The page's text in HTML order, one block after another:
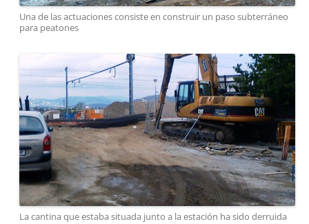
Una de las actuaciones consiste en construir un paso subterráneo
para peatones
La cantina que estaba situada junto a la estación ha sido derruida